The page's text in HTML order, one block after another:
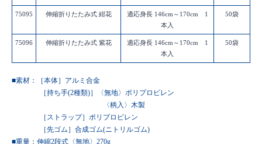
75095 伸縮折りたたみ式 紺花
適応身長 146cm～170cm 1
本入
50袋
75096 伸縮折りたたみ式 紫花
適応身長 146cm～170cm 1
本入
50袋
■素材：［本体］アルミ合金
［持ち手(2種類)］〈無地〉ポリプロピレン
〈柄入〉木製
［ストラップ］ポリプロピレン
［先ゴム］合成ゴム(ニトリルゴム)
■重量：伸縮2段式〈無地〉270g